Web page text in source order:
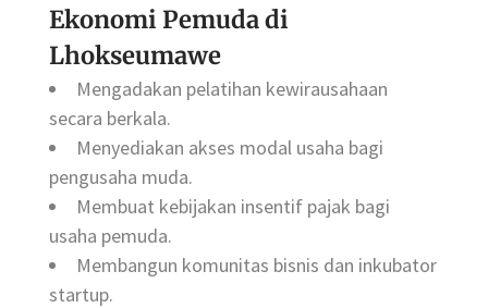
Ekonomi Pemuda di
Lhokseumawe
Mengadakan pelatihan kewirausahaan
secara berkala.
Menyediakan akses modal usaha bagi
pengusaha muda.
Membuat kebijakan insentif pajak bagi
usaha pemuda.
Membangun komunitas bisnis dan inkubator
startup.